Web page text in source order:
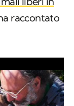
raccontato